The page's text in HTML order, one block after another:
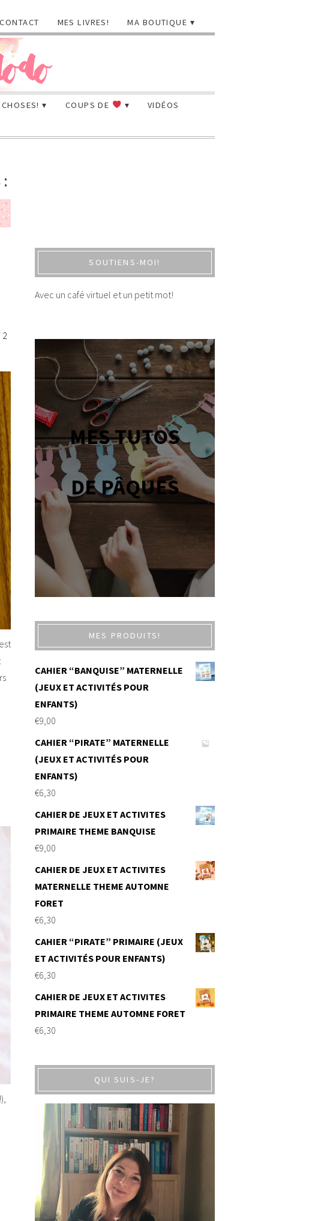
CONTACT MES LIVRES! MA BOUTIQUE
COUPS DE
VIDÉOS
2
SOUTIENS-MOI!
Avec un café virtuel et un petit mot!
MES TUTOS
DE PÂQUES
MES PRODUITS!
CAHIER “BANQUISE” MATERNELLE
(JEUX ET ACTIVITÉS POUR
ENFANTS)
€9,00
CAHIER “PIRATE” MATERNELLE
(JEUX ET ACTIVITÉS POUR
ENFANTS)
€6,30
CAHIER DE JEUX ET ACTIVITES
PRIMAIRE THEME BANQUISE
€9,00
CAHIER DE JEUX ET ACTIVITES
MATERNELLE THEME AUTOMNE
FORET
€6,30
CAHIER “PIRATE” PRIMAIRE (JEUX
ET ACTIVITÉS POUR ENFANTS)
€6,30
CAHIER DE JEUX ET ACTIVITES
PRIMAIRE THEME AUTOMNE FORET
€6,30
QUI SUIS-JE?